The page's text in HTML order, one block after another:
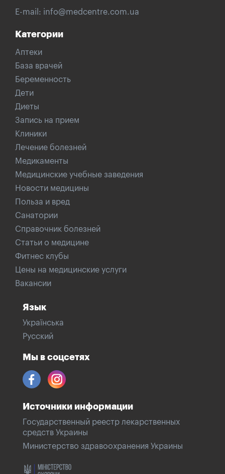
E-mail: info@medcentre.com.ua
Категории
Аптеки
База врачей
Беременность
Дети
Диеты
Запись на прием
Клиники
Лечение болезней
Медикаменты
Медицинские учебные заведения
Новости медицины
Польза и вред
Санатории
Справочник болезней
Статьи о медицине
Фитнес клубы
Цены на медицинские услуги
Вакансии
Язык
Українська
Русский
Мы в соцсетях
Источники информации
Государственный реестр лекарственных
средств Украины
Министерство здравоохранения Украины